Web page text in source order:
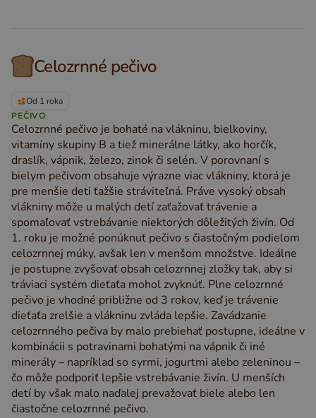
Celozrnné pečivo
Od 1 roka
PEČIVO
Celozrnné pečivo je bohaté na vlákninu, bielkoviny,
vitamíny skupiny B a tiež minerálne látky, ako horčík,
draslík, vápnik, železo, zinok či selén. V porovnaní s
bielym pečivom obsahuje výrazne viac vlákniny, ktorá je
pre menšie deti ťažšie stráviteľná. Práve vysoký obsah
vlákniny môže u malých detí zaťažovať trávenie a
spomaľovať vstrebávanie niektorých dôležitých živín. Od
1. roku je možné ponúknuť pečivo s čiastočným podielom
celozrnnej múky, avšak len v menšom množstve. Ideálne
je postupne zvyšovať obsah celozrnnej zložky tak, aby si
tráviaci systém dieťaťa mohol zvyknúť. Plne celozrnné
pečivo je vhodné približne od 3 rokov, keď je trávenie
dieťaťa zrelšie a vlákninu zvláda lepšie. Zavádzanie
celozrnného pečiva by malo prebiehať postupne, ideálne v
kombinácii s potravinami bohatými na vápnik či iné
minerály – napríklad so syrmi, jogurtmi alebo zeleninou –
čo môže podporiť lepšie vstrebávanie živín. U menších
detí by však malo naďalej prevažovať biele alebo len
čiastočne celozrnné pečivo.